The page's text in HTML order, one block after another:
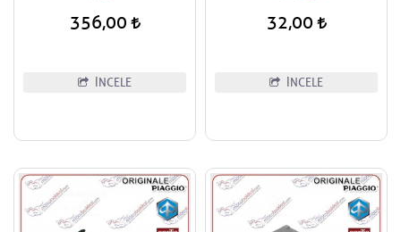
356,00
İNCELE
32,00
İNCELE